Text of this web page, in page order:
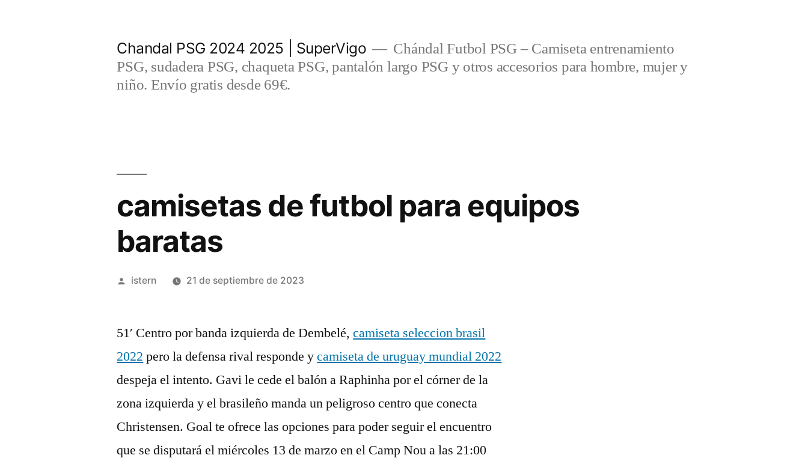
Chandal PSG 2024 2025 | SuperVigo
Chándal Futbol PSG – Camiseta entrenamiento
PSG, sudadera PSG, chaqueta PSG, pantalón largo PSG y otros accesorios para hombre, mujer y
niño. Envío gratis desde 69€.
camisetas de futbol para equipos
baratas
Publicado
istern 21 de septiembre de 2023
51′ Centro por banda izquierda de Dembelé,camiseta seleccion brasil
2022 pero la defensa rival responde ycamiseta de uruguay mundial 2022
despeja el intento. Gavi le cede el balón a Raphinha por el córner de la
zona izquierda y el brasileño manda un peligroso centro que conecta
Christensen. Goal te ofrece las opciones para poder seguir el encuentro
que se disputará el miércoles 13 de marzo en el Camp Nou a las 21:00